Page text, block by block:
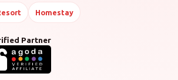
Homestay
Partner